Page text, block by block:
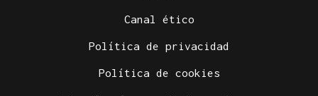
Canal ético
Política de privacidad
Política de cookies